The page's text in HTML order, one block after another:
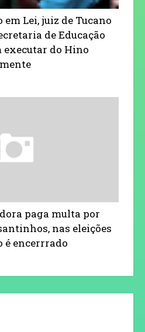
Lei, juiz de Tucano
de Educação
executar do Hino
paga multa por
nas eleições
é encerrrado